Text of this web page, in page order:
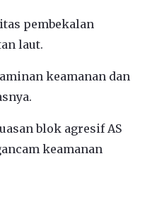
pembekalan
laut.
keamanan dan
blok agresif AS
keamanan